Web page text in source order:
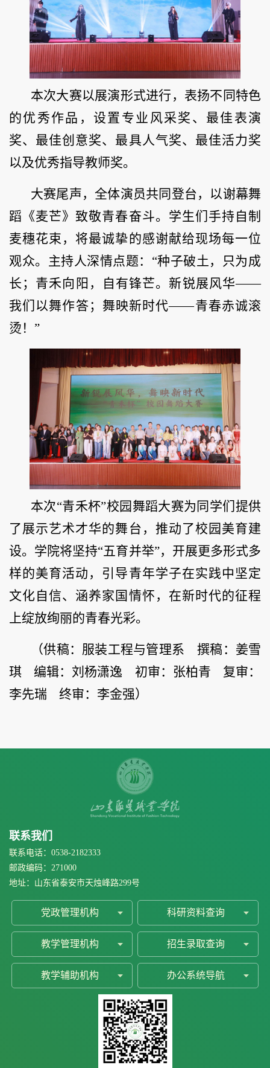
本次大赛以展演形式进行，表扬不同特色
的优秀作品，设置专业风采奖、最佳表演
奖、最佳创意奖、最具人气奖、最佳活力奖
以及优秀指导教师奖。
大赛尾声，全体演员共同登台，以谢幕舞
蹈《麦芒》致敬青春奋斗。学生们手持自制
麦穗花束，将最诚挚的感谢献给现场每一位
观众。主持人深情点题：“种子破土，只为成
长；青禾向阳，自有锋芒。新锐展风华——
我们以舞作答；舞映新时代——青春赤诚滚
烫！”
本次“青禾杯”校园舞蹈大赛为同学们提供
了展示艺术才华的舞台，推动了校园美育建
设。学院将坚持“五育并举”，开展更多形式多
样的美育活动，引导青年学子在实践中坚定
文化自信、涵养家国情怀，在新时代的征程
上绽放绚丽的青春光彩。
（供稿：服装工程与管理系 撰稿：姜雪
琪 编辑：刘杨潇逸 初审：张柏青 复审：
李先瑞 终审：李金强）
联系我们
联系电话：0538-2182333
邮政编码：271000
地址：山东省泰安市天烛峰路299号
党政管理机构 科研资料查询
教学管理机构 招生录取查询
教学辅助机构 办公系统导航